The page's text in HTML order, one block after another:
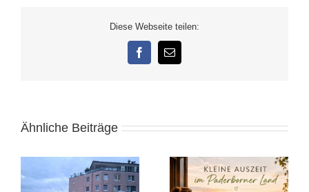
Diese Webseite teilen:
Facebook
E-
Ähnliche Beiträge